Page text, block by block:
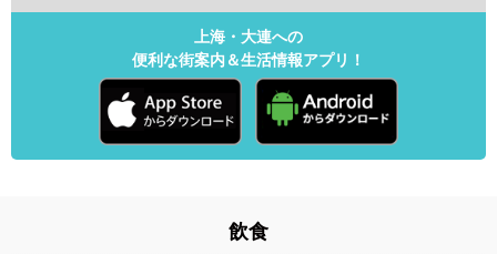
上海・大連への
便利な街案内＆生活情報アプリ！
飲食